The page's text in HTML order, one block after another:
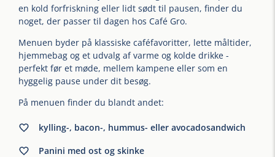
en kold forfriskning eller lidt sødt til pausen, finder du
noget, der passer til dagen hos Café Gro.
Menuen byder på klassiske caféfavoritter, lette måltider,
hjemmebag og et udvalg af varme og kolde drikke -
perfekt før et møde, mellem kampene eller som en
hyggelig pause under dit besøg.
På menuen finder du blandt andet:
kylling-, bacon-, hummus- eller avocadosandwich
Panini med ost og skinke